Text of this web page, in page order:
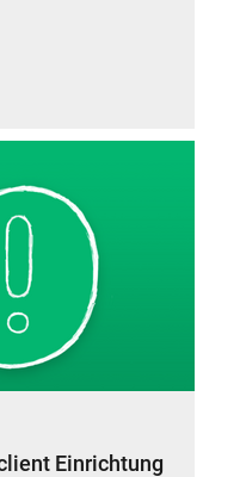
Einrichtung